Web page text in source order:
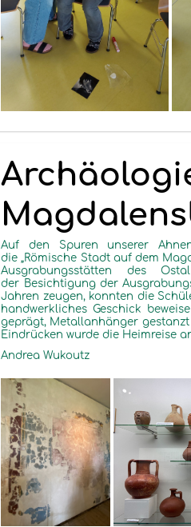
Auf den Spuren unserer
die „Römische Stadt auf dem
Ausgrabungsstätten des
der Besichtigung der
Jahren zeugen, konnten die
handwerkliches Geschick
geprägt, Metallanhänger
Eindrücken wurde die Heimreise
Andrea Wukoutz